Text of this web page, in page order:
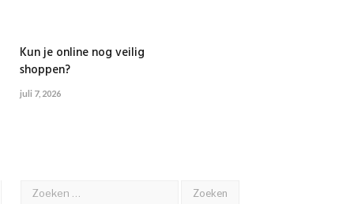
Kun je online nog veilig
shoppen?
juli 7, 2026